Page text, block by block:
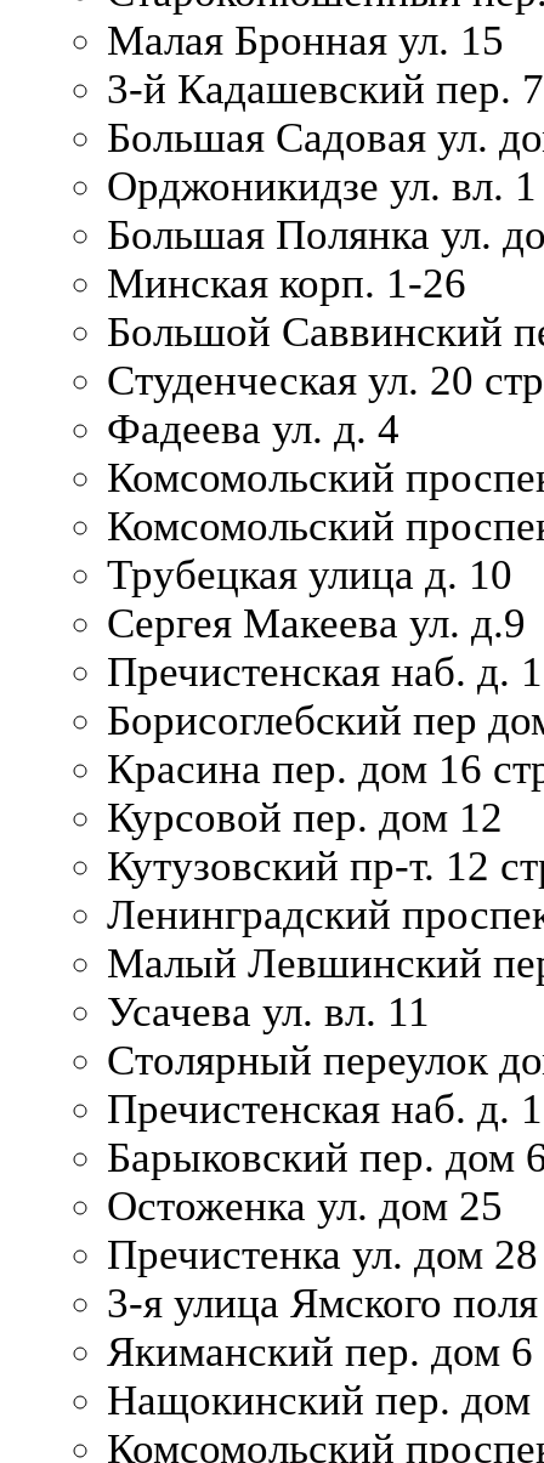
Малая Бронная ул. 15
3-й Кадашевский пер.
Большая Садовая ул.
Орджоникидзе ул. вл. 1
Большая Полянка ул.
Минская корп. 1-26
Большой Саввинский
Студенческая ул. 20
Фадеева ул. д. 4
Комсомольский
Комсомольский
Трубецкая улица д. 10
Сергея Макеева ул. д.9
Пречистенская наб. д.
Борисоглебский пер
Красина пер. дом 16
Курсовой пер. дом 12
Кутузовский пр-т. 12
Ленинградский
Малый Левшинский
Усачева ул. вл. 11
Столярный переулок
Пречистенская наб. д.
Барыковский пер. дом
Остоженка ул. дом 25
Пречистенка ул. дом 28
3-я улица Ямского
Якиманский пер. дом 6
Нащокинский пер. дом
Комсомольский